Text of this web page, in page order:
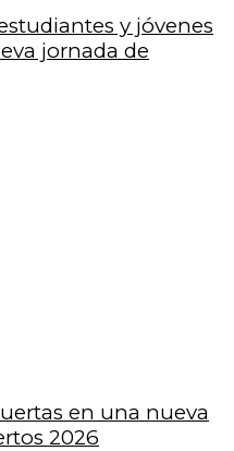
y jóvenes
jornada de
en una nueva
2026